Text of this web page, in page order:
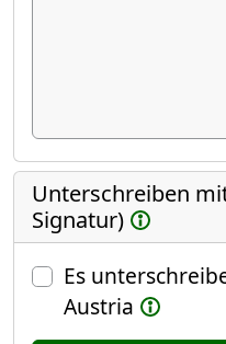
Unterschreiben
Signatur)
Es
Austria